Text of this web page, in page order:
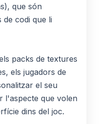
que són
de codi que li
packs de textures
els jugadors de
el seu
l'aspecte que volen
dins del joc.